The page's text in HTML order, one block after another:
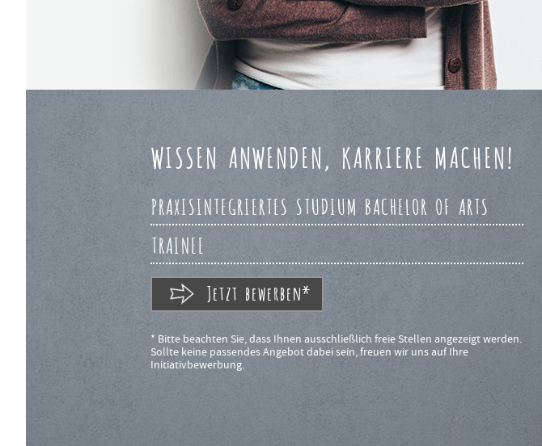
WISSEN ANWENDEN, KARRIERE MACHEN!
PRAXISINTEGRIERTES STUDIUM BACHELOR OF ARTS
TRAINEE
Jetzt bewerben*
* Bitte beachten Sie, dass Ihnen ausschließlich freie Stellen angezeigt werden.
Sollte keine passendes Angebot dabei sein, freuen wir uns auf Ihre
Initiativbewerbung.